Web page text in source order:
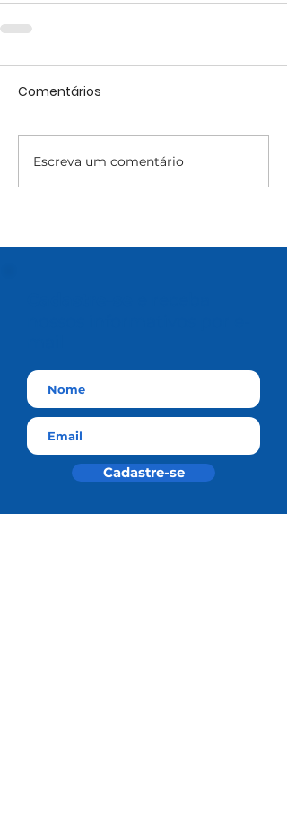
Comentários
Escreva um comentário
Cadastre-se